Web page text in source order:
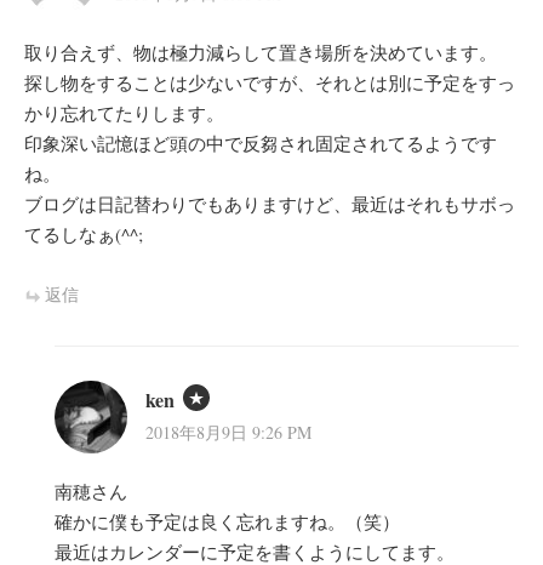
取り合えず、物は極力減らして置き場所を決めています。
探し物をすることは少ないですが、それとは別に予定をすっ
かり忘れてたりします。
印象深い記憶ほど頭の中で反芻され固定されてるようです
ね。
ブログは日記替わりでもありますけど、最近はそれもサボっ
てるしなぁ(^^;
返信
ken
2018年8月9日 9:26 PM
南穂さん
確かに僕も予定は良く忘れますね。（笑）
最近はカレンダーに予定を書くようにしてます。